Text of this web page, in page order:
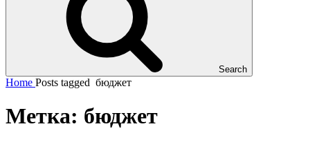
Search
Home Posts tagged бюджет
Метка: бюджет